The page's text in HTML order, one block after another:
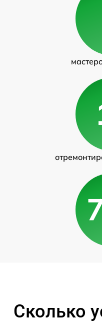
Сколько